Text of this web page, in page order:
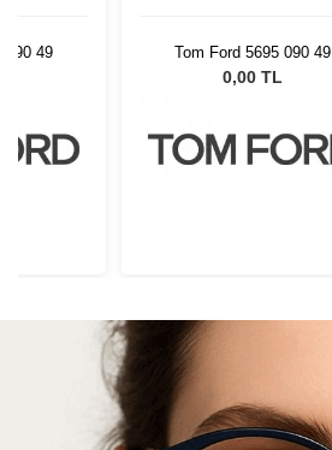
090 49 Tom Ford 5695 090 49
0,00 TL